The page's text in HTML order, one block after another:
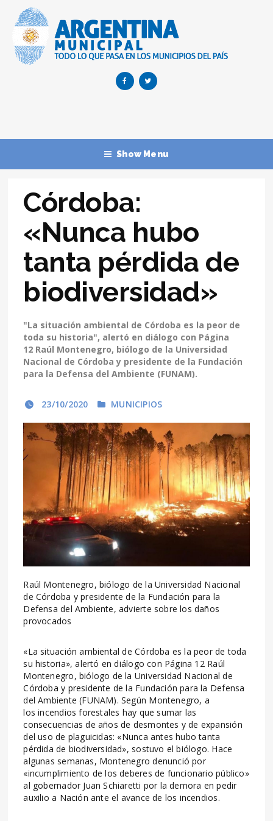
Show Menu
Córdoba:
«Nunca hubo
tanta pérdida de
biodiversidad»
"La situación ambiental de Córdoba es la peor de
toda su historia", alertó en diálogo con Página
12 Raúl Montenegro, biólogo de la Universidad
Nacional de Córdoba y presidente de la Fundación
para la Defensa del Ambiente (FUNAM).
23/10/2020 MUNICIPIOS
Raúl Montenegro, biólogo de la Universidad Nacional
de Córdoba y presidente de la Fundación para la
Defensa del Ambiente, advierte sobre los daños
provocados
«La situación ambiental de Córdoba es la peor de toda
su historia», alertó en diálogo con Página 12 Raúl
Montenegro, biólogo de la Universidad Nacional de
Córdoba y presidente de la Fundación para la Defensa
del Ambiente (FUNAM). Según Montenegro, a
los incendios forestales hay que sumar las
consecuencias de años de desmontes y de expansión
del uso de plaguicidas: «Nunca antes hubo tanta
pérdida de biodiversidad», sostuvo el biólogo. Hace
algunas semanas, Montenegro denunció por
«incumplimiento de los deberes de funcionario público»
al gobernador Juan Schiaretti por la demora en pedir
auxilio a Nación ante el avance de los incendios.